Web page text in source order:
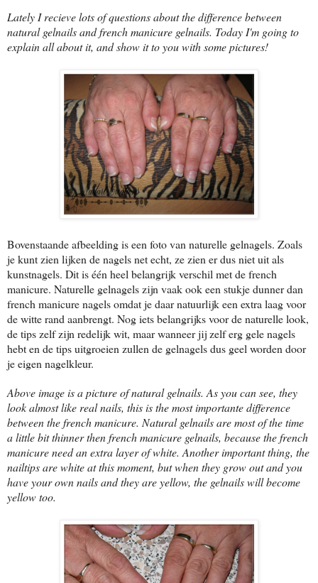
Lately I recieve lots of questions about the difference between
natural gelnails and french manicure gelnails. Today I'm going to
explain all about it, and show it to you with some pictures!
Bovenstaande afbeelding is een foto van naturelle gelnagels. Zoals
je kunt zien lijken de nagels net echt, ze zien er dus niet uit als
kunstnagels. Dit is één heel belangrijk verschil met de french
manicure. Naturelle gelnagels zijn vaak ook een stukje dunner dan
french manicure nagels omdat je daar natuurlijk een extra laag voor
de witte rand aanbrengt. Nog iets belangrijks voor de naturelle look,
de tips zelf zijn redelijk wit, maar wanneer jij zelf erg gele nagels
hebt en de tips uitgroeien zullen de gelnagels dus geel worden door
je eigen nagelkleur.
Above image is a picture of natural gelnails. As you can see, they
look almost like real nails, this is the most importante difference
between the french manicure. Natural gelnails are most of the time
a little bit thinner then french manicure gelnails, because the french
manicure need an extra layer of white. Another important thing, the
nailtips are white at this moment, but when they grow out and you
have your own nails and they are yellow, the gelnails will become
yellow too.